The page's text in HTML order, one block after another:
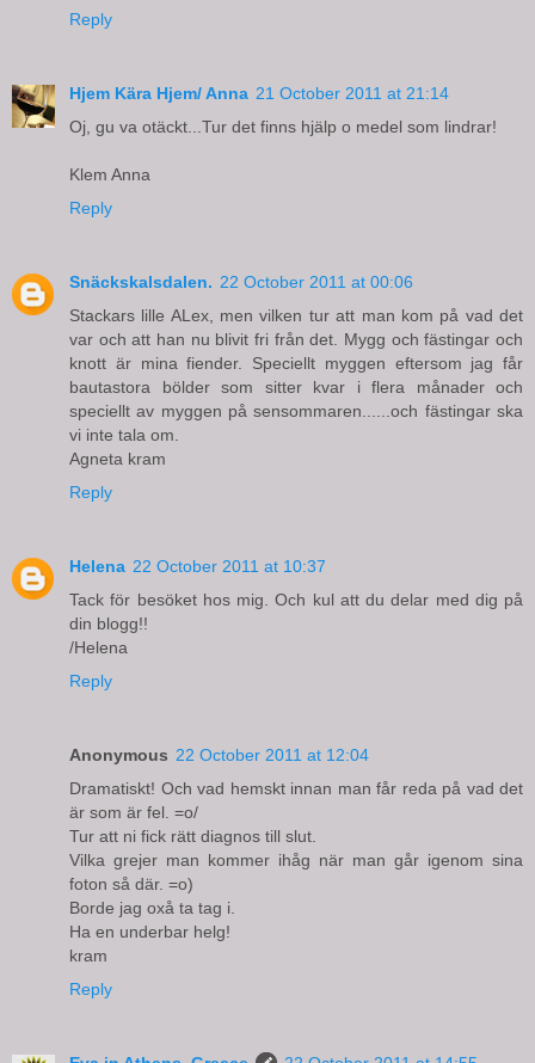
Reply
Hjem Kära Hjem/ Anna 21 October 2011 at 21:14
Oj, gu va otäckt...Tur det finns hjälp o medel som lindrar!
Klem Anna
Reply
Snäckskalsdalen. 22 October 2011 at 00:06
Stackars lille ALex, men vilken tur att man kom på vad det
var och att han nu blivit fri från det. Mygg och fästingar och
knott är mina fiender. Speciellt myggen eftersom jag får
bautastora bölder som sitter kvar i flera månader och
speciellt av myggen på sensommaren......och fästingar ska
vi inte tala om.
Agneta kram
Reply
Helena 22 October 2011 at 10:37
Tack för besöket hos mig. Och kul att du delar med dig på
din blogg!!
/Helena
Reply
Anonymous 22 October 2011 at 12:04
Dramatiskt! Och vad hemskt innan man får reda på vad det
är som är fel. =o/
Tur att ni fick rätt diagnos till slut.
Vilka grejer man kommer ihåg när man går igenom sina
foton så där. =o)
Borde jag oxå ta tag i.
Ha en underbar helg!
kram
Reply